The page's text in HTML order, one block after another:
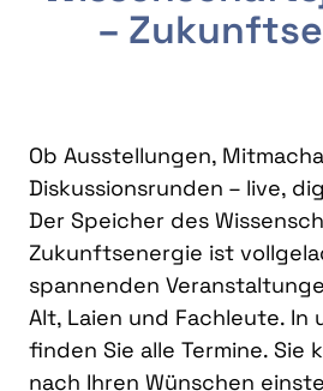
–
Ob Ausstellungen,
Diskussionsrunden – live,
Der Speicher des
Zukunftsenergie ist
spannenden
Alt, Laien und Fachleute. In
finden Sie alle Termine. Sie
nach Ihren Wünschen